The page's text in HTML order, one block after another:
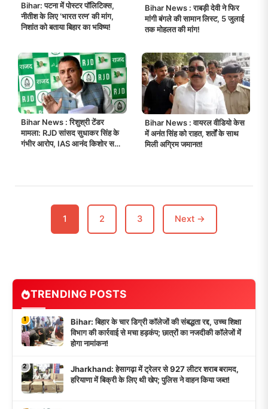
Bihar: पटना में पोस्टर पॉलिटिक्स,
नीतीश के लिए ‘भारत रत्न’ की मांग,
निशांत को बताया बिहार का भविष्य!
Bihar News : राबड़ी देवी ने फिर
मांगी बंगले की सामान लिस्ट, 5 जुलाई
तक मोहलत की मांग!
Bihar News : रिशुश्री टेंडर
मामला: RJD सांसद सुधाकर सिंह के
गंभीर आरोप, IAS आनंद किशोर समेत
Bihar News : वायरल वीडियो केस
में अनंत सिंह को राहत, शर्तों के साथ
मिली अग्रिम जमानत!
1 2 3 Next →
TRENDING POSTS
1
Bihar: बिहार के चार डिग्री कॉलेजों की संबद्धता रद्द, उच्च शिक्षा
विभाग की कार्रवाई से मचा हड़कंप; छात्रों का नजदीकी कॉलेजों में
होगा नामांकन!
2
Jharkhand: हेसागढ़ा में ट्रेलर से 927 लीटर शराब बरामद,
हरियाणा में बिक्री के लिए थी खेप; पुलिस ने वाहन किया जब्त!